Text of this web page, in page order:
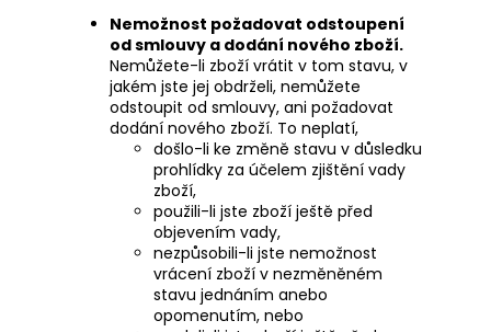
Nemožnost požadovat odstoupení
od smlouvy a dodání nového zboží.
Nemůžete-li zboží vrátit v tom stavu, v
jakém jste jej obdrželi, nemůžete
odstoupit od smlouvy, ani požadovat
dodání nového zboží. To neplatí,
došlo-li ke změně stavu v důsledku
prohlídky za účelem zjištění vady
zboží,
použili-li jste zboží ještě před
objevením vady,
nezpůsobili-li jste nemožnost
vrácení zboží v nezměněném
stavu jednáním anebo
opomenutím, nebo